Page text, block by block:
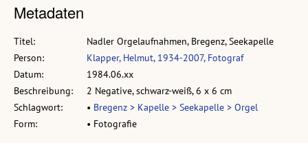
Metadaten
Titel:
Nadler Orgelaufnahmen, Bregenz, Seekapelle
Person:
Klapper, Helmut, 1934-2007, Fotograf
Datum:
1984.06.xx
Beschreibung:
2 Negative, schwarz-weiß, 6 x 6 cm
Schlagwort:
• Bregenz > Kapelle > Seekapelle > Orgel
Form:
• Fotografie